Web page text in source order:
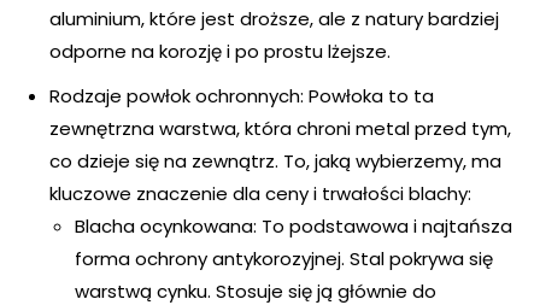
aluminium, które jest droższe, ale z natury bardziej
odporne na korozję i po prostu lżejsze.
Rodzaje powłok ochronnych: Powłoka to ta
zewnętrzna warstwa, która chroni metal przed tym,
co dzieje się na zewnątrz. To, jaką wybierzemy, ma
kluczowe znaczenie dla ceny i trwałości blachy:
Blacha ocynkowana: To podstawowa i najtańsza
forma ochrony antykorozyjnej. Stal pokrywa się
warstwą cynku. Stosuje się ją głównie do